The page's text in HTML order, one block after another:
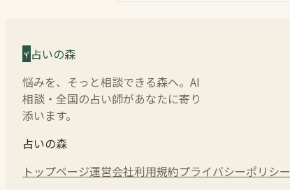
占いの森
悩みを、そっと相談できる森へ。AI
相談・全国の占い師があなたに寄り
添います。
占いの森
トップページ運営会社利用規約プライバシーポリシー